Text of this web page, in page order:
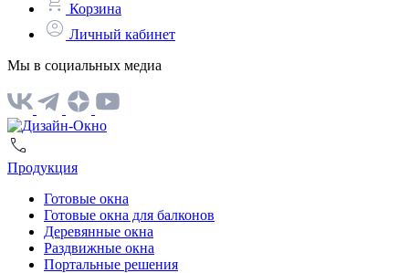
Корзина
Личный кабинет
Мы в социальных медиа
Продукция
Готовые окна
Готовые окна для балконов
Деревянные окна
Раздвижные окна
Портальные решения